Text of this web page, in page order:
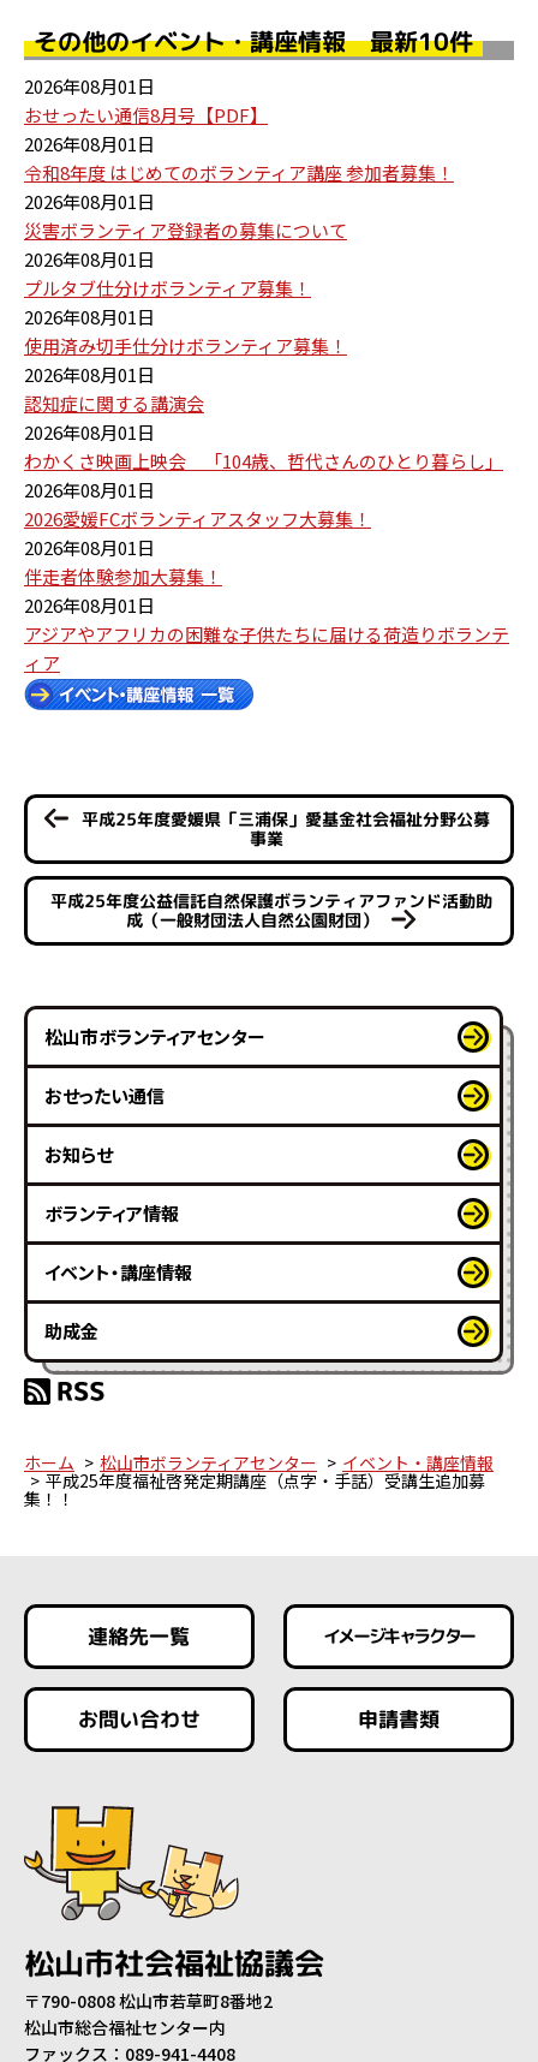
その他のイベント・講座情報 最新10件
2026年08月01日
おせったい通信8月号【PDF】
2026年08月01日
令和8年度 はじめてのボランティア講座 参加者募集！
2026年08月01日
災害ボランティア登録者の募集について
2026年08月01日
プルタブ仕分けボランティア募集！
2026年08月01日
使用済み切手仕分けボランティア募集！
2026年08月01日
認知症に関する講演会
2026年08月01日
わかくさ映画上映会 「104歳、哲代さんのひとり暮らし」
2026年08月01日
2026愛媛FCボランティアスタッフ大募集！
2026年08月01日
伴走者体験参加大募集！
2026年08月01日
アジアやアフリカの困難な子供たちに届ける荷造りボランテ
ィア
平成25年度愛媛県「三浦保」愛基金社会福祉分野公募
事業
平成25年度公益信託自然保護ボランティアファンド活動助
成（一般財団法人自然公園財団）
松山市ボランティアセンター
おせったい通信
お知らせ
ボランティア情報
イベント・講座情報
助成金
ホーム 松山市ボランティアセンター イベント・講座情報
平成25年度福祉啓発定期講座（点字・手話）受講生追加募
集！！
連絡先一覧 イメージキャラクター
お問い合わせ 申請書類
松山市社会福祉協議会
〒790-0808 松山市若草町8番地2
松山市総合福祉センター内
ファックス：089-941-4408